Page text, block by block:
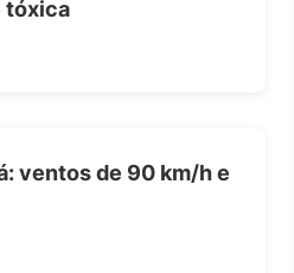
tóxica
ventos de 90 km/h e